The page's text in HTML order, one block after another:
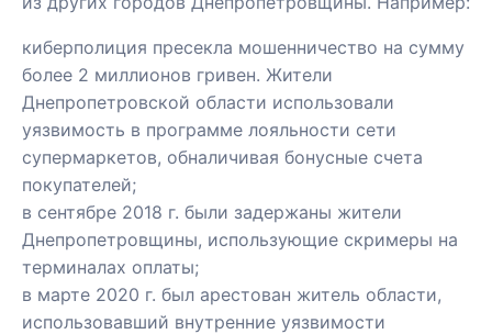
киберполиция пресекла мошенничество на сумму
более 2 миллионов гривен. Жители
Днепропетровской области использовали
уязвимость в программе лояльности сети
супермаркетов, обналичивая бонусные счета
покупателей;
в сентябре 2018 г. были задержаны жители
Днепропетровщины, использующие скримеры на
терминалах оплаты;
в марте 2020 г. был арестован житель области,
использовавший внутренние уязвимости